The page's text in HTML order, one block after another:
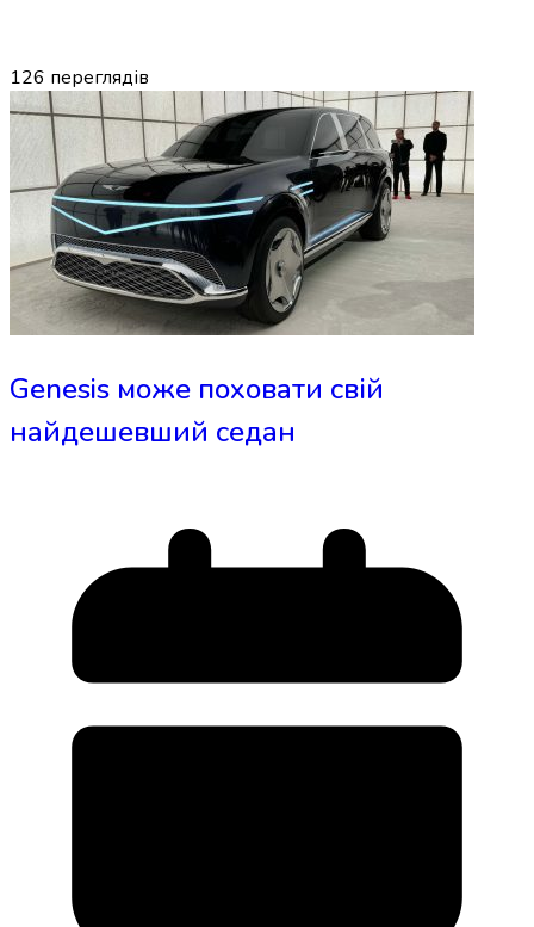
126 переглядів
Genesis може поховати свій
найдешевший седан